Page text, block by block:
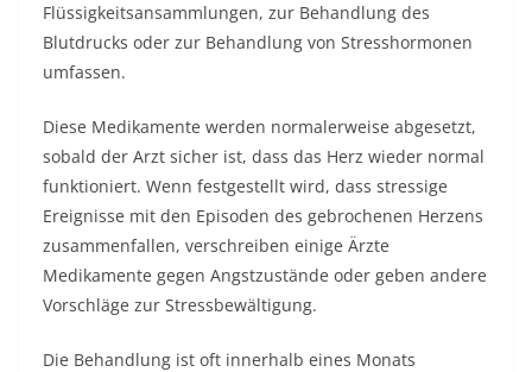
Flüssigkeitsansammlungen, zur Behandlung des
Blutdrucks oder zur Behandlung von Stresshormonen
umfassen.
Diese Medikamente werden normalerweise abgesetzt,
sobald der Arzt sicher ist, dass das Herz wieder normal
funktioniert. Wenn festgestellt wird, dass stressige
Ereignisse mit den Episoden des gebrochenen Herzens
zusammenfallen, verschreiben einige Ärzte
Medikamente gegen Angstzustände oder geben andere
Vorschläge zur Stressbewältigung.
Die Behandlung ist oft innerhalb eines Monats